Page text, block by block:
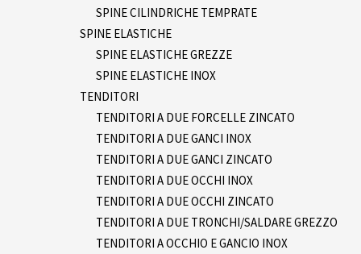
SPINE CILINDRICHE TEMPRATE
SPINE ELASTICHE
SPINE ELASTICHE GREZZE
SPINE ELASTICHE INOX
TENDITORI
TENDITORI A DUE FORCELLE ZINCATO
TENDITORI A DUE GANCI INOX
TENDITORI A DUE GANCI ZINCATO
TENDITORI A DUE OCCHI INOX
TENDITORI A DUE OCCHI ZINCATO
TENDITORI A DUE TRONCHI/SALDARE GREZZO
TENDITORI A OCCHIO E GANCIO INOX